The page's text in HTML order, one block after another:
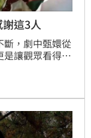
這3人
斷，劇中甄嬛從
讓觀眾看得熱
後「這3個
逆轉勝。（記者